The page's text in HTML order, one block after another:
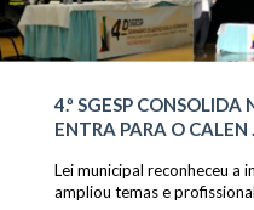
4.º SGESP
ENTRA PARA O CALEN
Lei municipal reconheceu a
ampliou temas e